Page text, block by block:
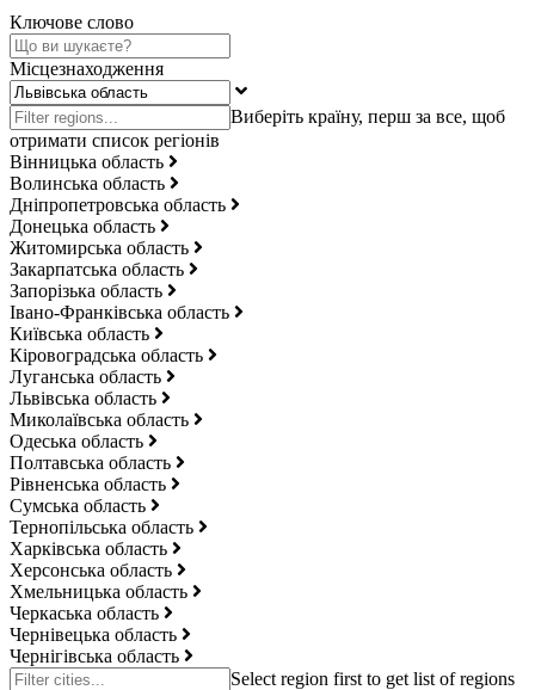
Ключове слово
Місцезнаходження
Вінницька область
Волинська область
Дніпропетровська область
Донецька область
Житомирська область
Закарпатська область
Запорізька область
Івано-Франківська область
Київська область
Кіровоградська область
Луганська область
Львівська область
Миколаївська область
Одеська область
Полтавська область
Рівненська область
Сумська область
Тернопільська область
Харківська область
Херсонська область
Хмельницька область
Черкаська область
Чернівецька область
Чернігівська область